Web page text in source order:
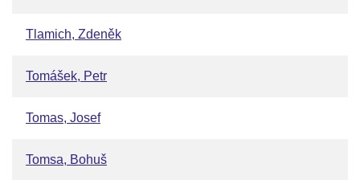
Tlamich, Zdeněk
Tomášek, Petr
Tomas, Josef
Tomsa, Bohuš